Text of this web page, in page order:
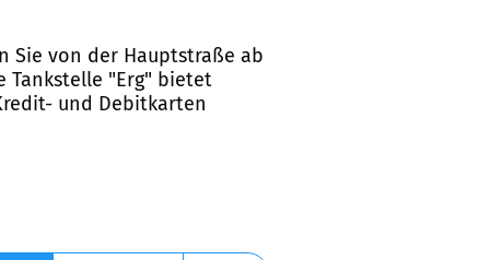
Sie von der Hauptstraße ab
Tankstelle "Erg" bietet
und Debitkarten